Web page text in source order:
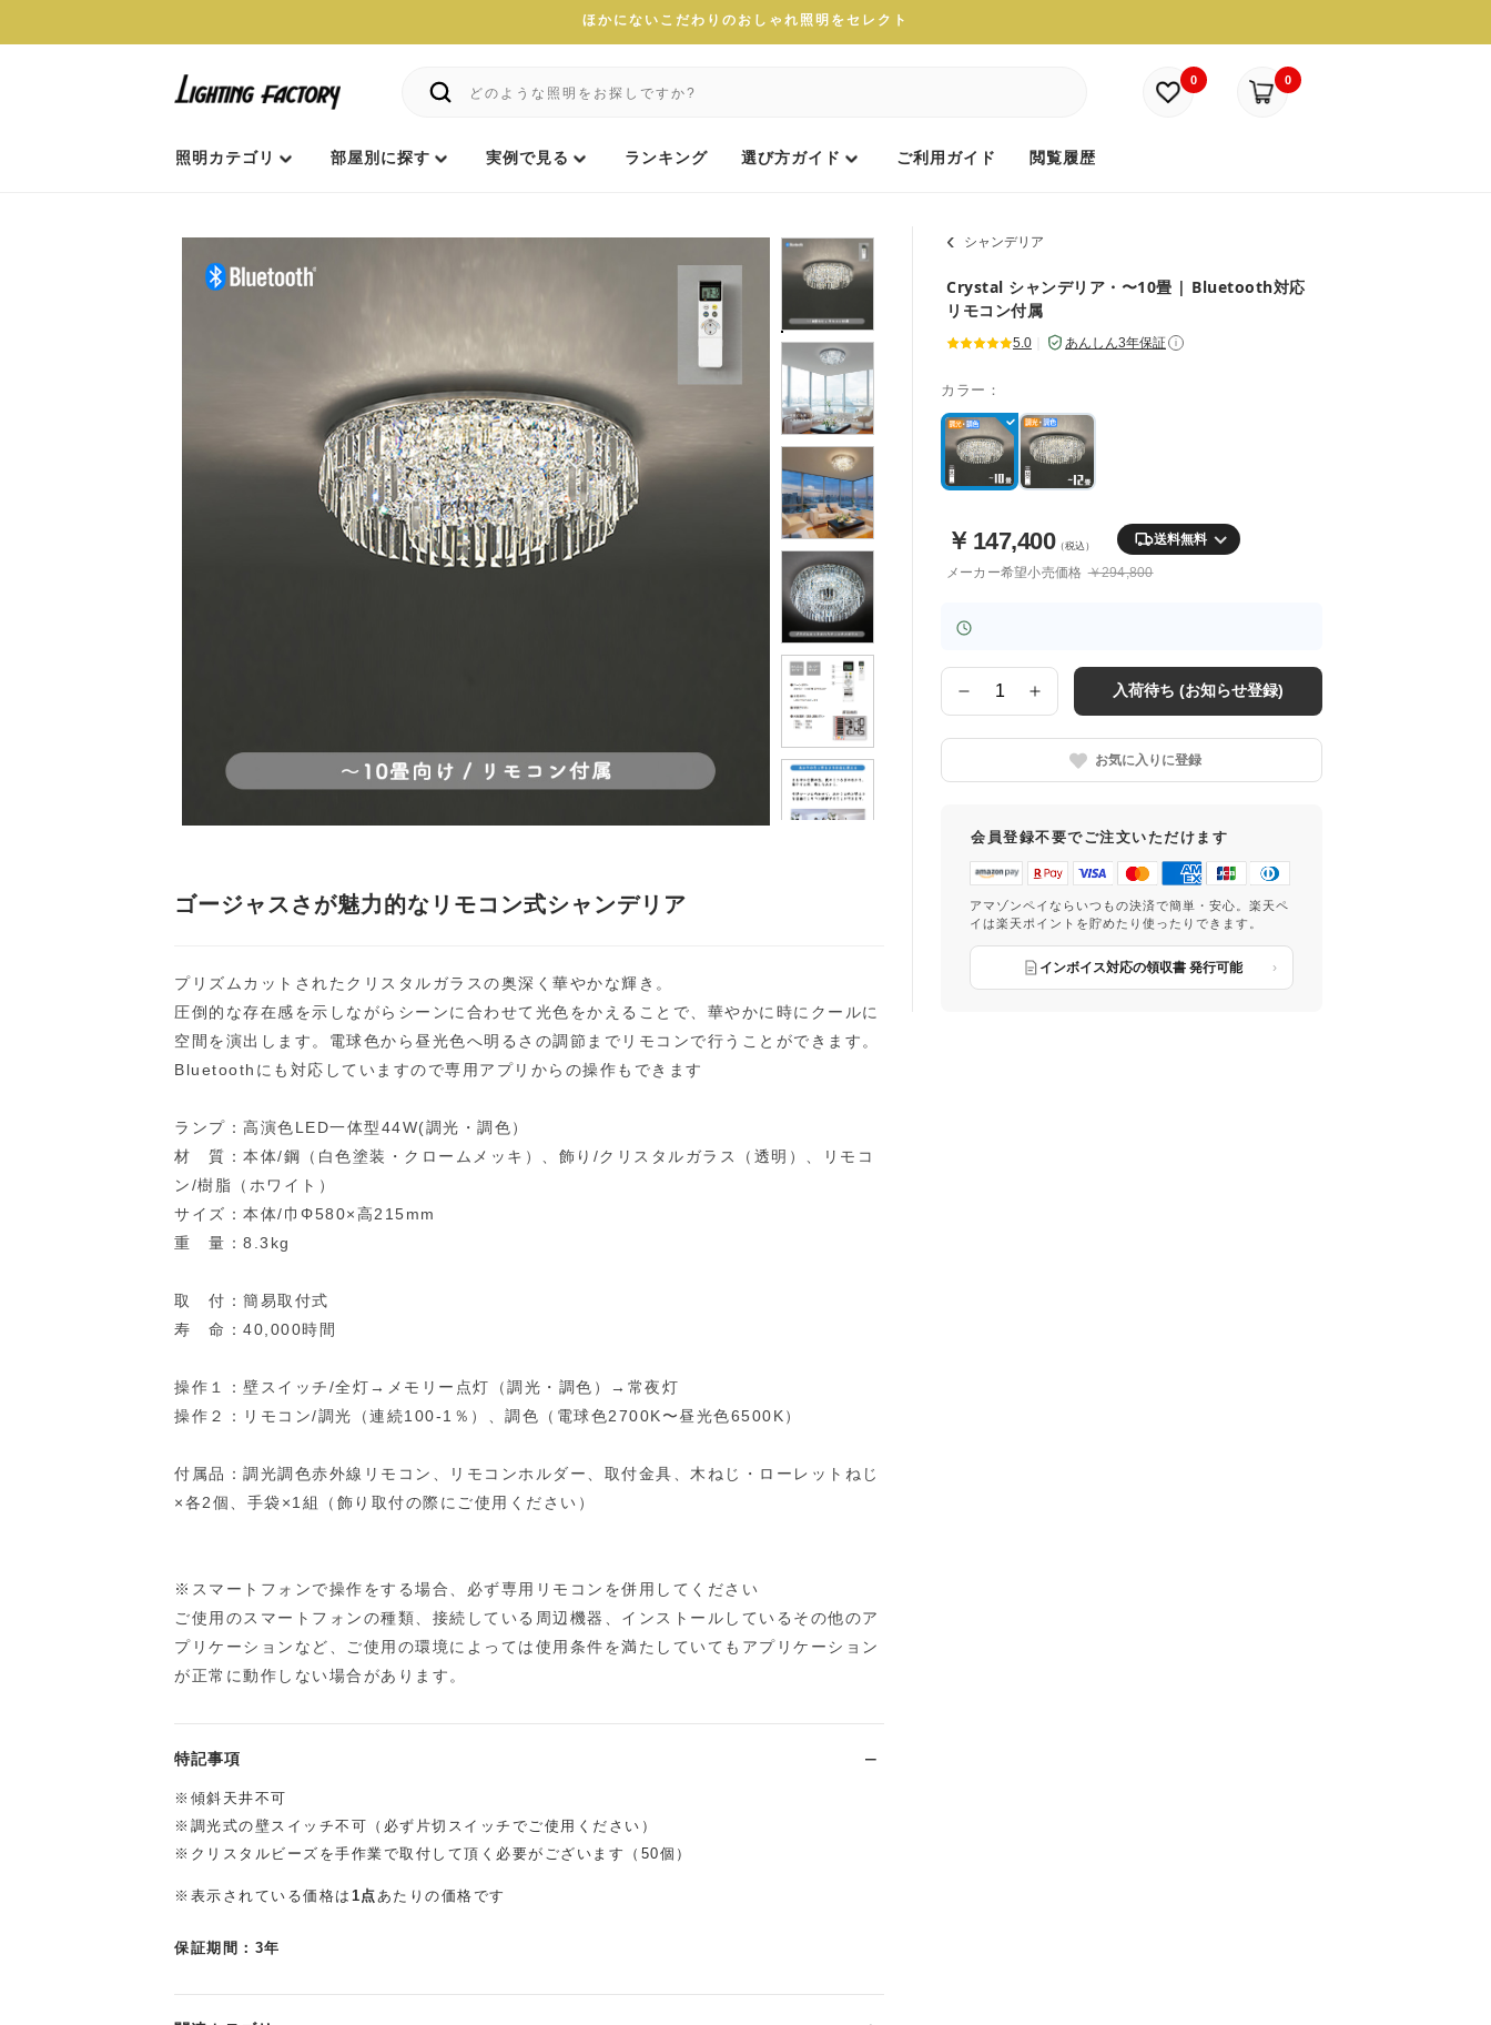
ほかにないこだわりのおしゃれ照明をセレクト
0 0
照明カテゴリ 部屋別に探す 実例で見る ランキング 選び方ガイド ご利用ガイド 閲覧履歴
シャンデリア
Crystal シャンデリア・〜10畳 | Bluetooth対応
リモコン付属
5.0 あんしん3年保証 i
カラー：
￥ 147,400（税込） 送料無料
メーカー希望小売価格 ￥294,800
数
量
入荷待ち (お知らせ登録)
お気に入りに登録
会員登録不要でご注文いただけます
アマゾンペイならいつもの決済で簡単・安心。楽天ペ
イは楽天ポイントを貯めたり使ったりできます。
インボイス対応の領収書 発行可能
ゴージャスさが魅力的なリモコン式シャンデリア
プリズムカットされたクリスタルガラスの奥深く華やかな輝き。
圧倒的な存在感を示しながらシーンに合わせて光色をかえることで、華やかに時にクールに
空間を演出します。電球色から昼光色へ明るさの調節までリモコンで行うことができます。
Bluetoothにも対応していますので専用アプリからの操作もできます
ランプ：高演色LED一体型44W(調光・調色）
材 質：本体/鋼（白色塗装・クロームメッキ）、飾り/クリスタルガラス（透明）、リモコ
ン/樹脂（ホワイト）
サイズ：本体/巾Φ580×高215mm
重 量：8.3kg
取 付：簡易取付式
寿 命：40,000時間
操作１：壁スイッチ/全灯→メモリー点灯（調光・調色）→常夜灯
操作２：リモコン/調光（連続100-1％）、調色（電球色2700K〜昼光色6500K）
付属品：調光調色赤外線リモコン、リモコンホルダー、取付金具、木ねじ・ローレットねじ
×各2個、手袋×1組（飾り取付の際にご使用ください）
※スマートフォンで操作をする場合、必ず専用リモコンを併用してください
ご使用のスマートフォンの種類、接続している周辺機器、インストールしているその他のア
プリケーションなど、ご使用の環境によっては使用条件を満たしていてもアプリケーション
が正常に動作しない場合があります。
特記事項
※傾斜天井不可
※調光式の壁スイッチ不可（必ず片切スイッチでご使用ください）
※クリスタルビーズを手作業で取付して頂く必要がございます（50個）
※表示されている価格は 1点あたりの価格です
保証期間：3年